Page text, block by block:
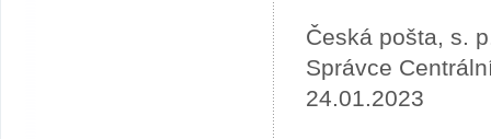
Česká pošta, s.
Správce
24.01.2023